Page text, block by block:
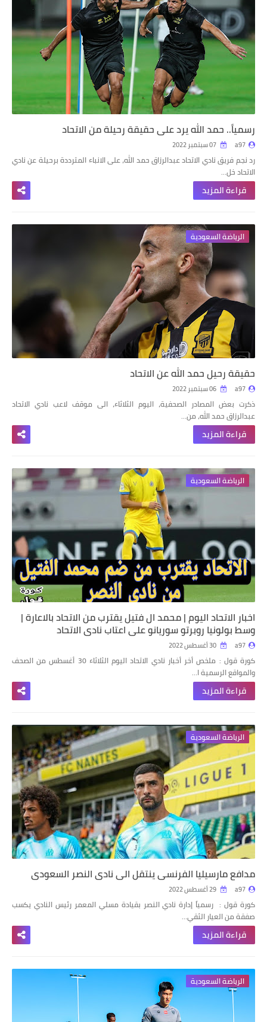
رسمياً.. حمد الله يرد على حقيقة رحيلة من الاتحاد
a97
رد نجم فريق نادي الاتحاد عبدالرزاق حمد الله، على الانباء المترددة برحيلة عن نادي
الاتحاد خل…
قراءة المزيد
الرياضة السعودية
حقيقة رحيل حمد الله عن الاتحاد
a97
ذكرت بعض المصادر الصحفية، اليوم الثلاثاء، الى موقف لاعب نادي الاتحاد
عبدالرزاق حمد الله، من…
قراءة المزيد
الرياضة السعودية
اخبار الاتحاد اليوم | محمد ال فتيل يقترب من الاتحاد بالاعارة |
وسط بولونيا روبرتو سوريانو على اعتاب نادي الاتحاد
a97
كورة قول :
ملخص أخر أخبار نادي الاتحاد اليوم الثلاثاء 30 أغسطس من الصحف
والمواقع الرسمية ا…
قراءة المزيد
الرياضة السعودية
مدافع مارسيليا الفرنسي ينتقل الى نادي النصر السعودي
a97
كورة قول : رسمياً إدارة نادي النصر بقيادة مسلي المعمر رئيس النادي يكسب
صفقة من العيار الثقي…
قراءة المزيد
الرياضة السعودية